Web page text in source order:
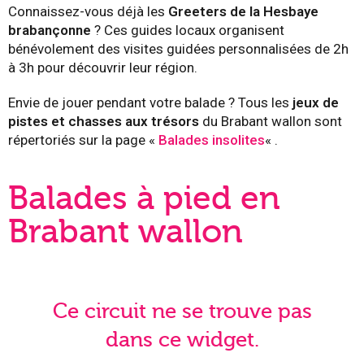
Connaissez-vous déjà les Greeters de la Hesbaye
brabançonne ? Ces guides locaux organisent
bénévolement des visites guidées personnalisées de 2h
à 3h pour découvrir leur région.
Envie de jouer pendant votre balade ? Tous les jeux de
pistes et chasses aux trésors du Brabant wallon sont
répertoriés sur la page « Balades insolites« .
Balades à pied en
Brabant wallon
Ce circuit ne se trouve pas
dans ce widget.